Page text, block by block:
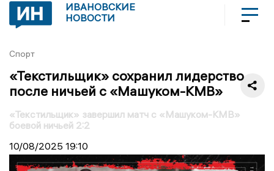
ИВАНОВСКИЕ
НОВОСТИ
Спорт
«Текстильщик» сохранил лидерство
после ничьей с «Машуком-КМВ»
«Текстильщик» завершил матч с «Машуком-КМВ»
боевой ничьей 2:2
10/08/2025 19:10